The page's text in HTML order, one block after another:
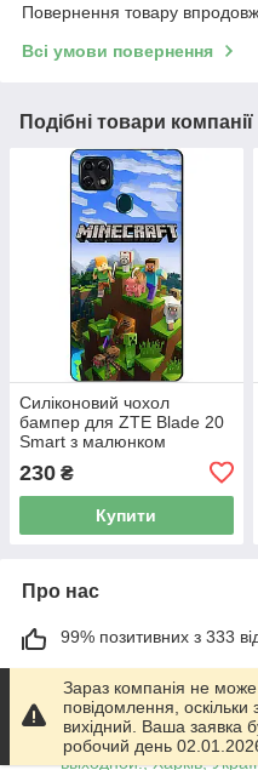
Повернення товару
Всі умови повернення
Подібні товари компанії
Силіконовий чохол
бампер для ZTE Blade 20
Smart з малюнком
230 ₴
Купити
Про нас
99% позитивних з 333
Працює з 01.06.2014
м. Харків
График работы 10.00-
выходной!, Харків,
Зараз компанія не
повідомлення, оскільки
вихідний. Ваша заявка
робочий день